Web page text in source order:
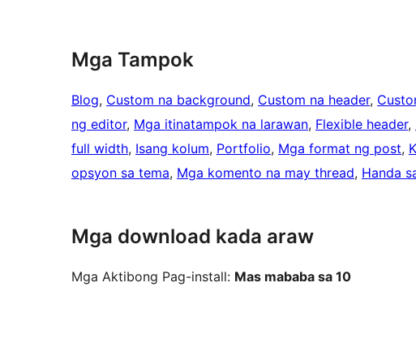
Mga Tampok
Blog, Custom na background, Custom na header,
ng editor, Mga itinatampok na larawan, Flexible header,
full width, Isang kolum, Portfolio, Mga format ng post,
opsyon sa tema, Mga komento na may thread, Handa
Mga download kada araw
Mga Aktibong Pag-install: Mas mababa sa 10